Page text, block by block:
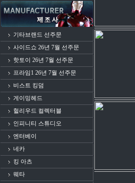
기타브랜드 선주문
사이드쇼 26년 7월 선주문
핫토이 26년 7월 선주문
프라임1 26년 7월 선주문
비스트 킹덤
게이밍헤드
헐리우드 컬렉터블
인피니티 스튜디오
엔터베이
네카
킹 아츠
웨타